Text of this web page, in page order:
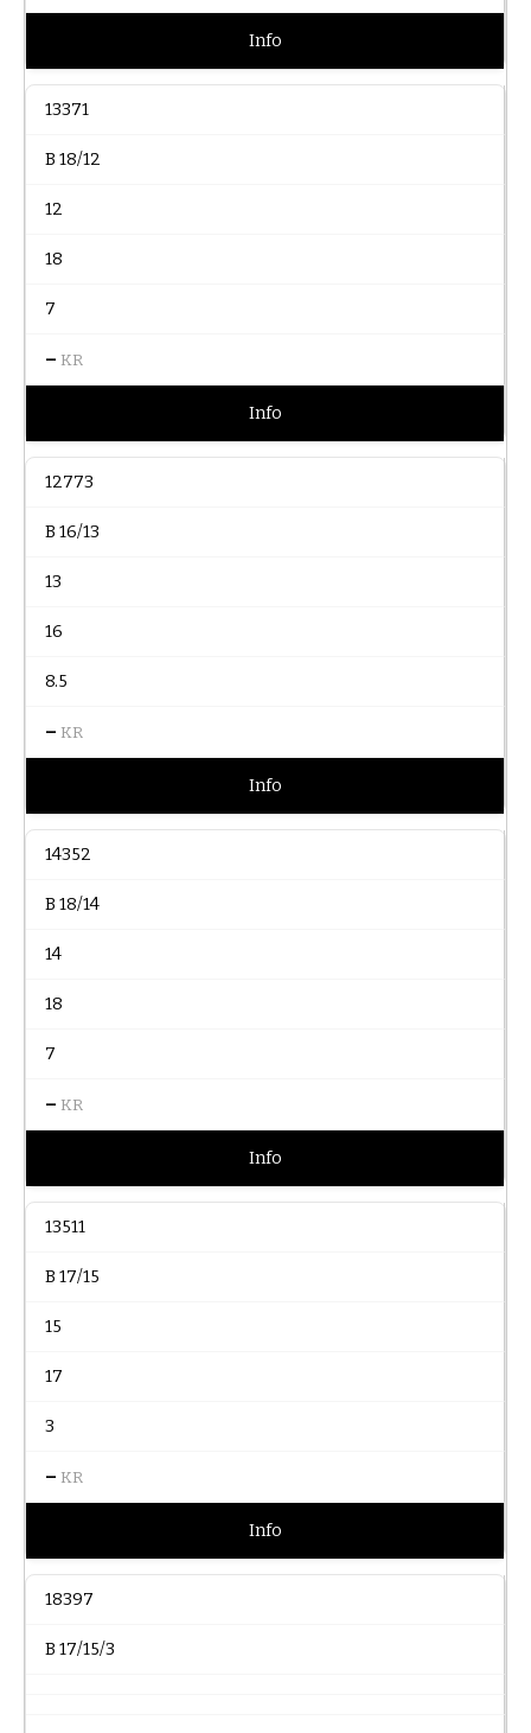
Info
13371
B 18/12
12
18
7
– KR
Info
12773
B 16/13
13
16
8.5
– KR
Info
14352
B 18/14
14
18
7
– KR
Info
13511
B 17/15
15
17
3
– KR
Info
18397
B 17/15/3